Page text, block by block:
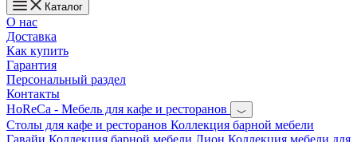
Каталог
О нас
Доставка
Как купить
Гарантия
Персональный раздел
Контакты
HoReCa - Мебель для кафе и ресторанов
Cтолы для кафе и ресторанов Коллекция барной мебели
Гавайи Коллекция барной мебели Лион Коллекция мебели для